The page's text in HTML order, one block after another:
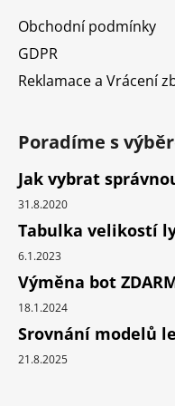
Obchodní podmínky
GDPR
Reklamace a Vrácení
Poradíme s
Jak vybrat
31.8.2020
Tabulka velikostí
6.1.2023
Výměna bot
18.1.2024
Srovnání modelů
21.8.2025